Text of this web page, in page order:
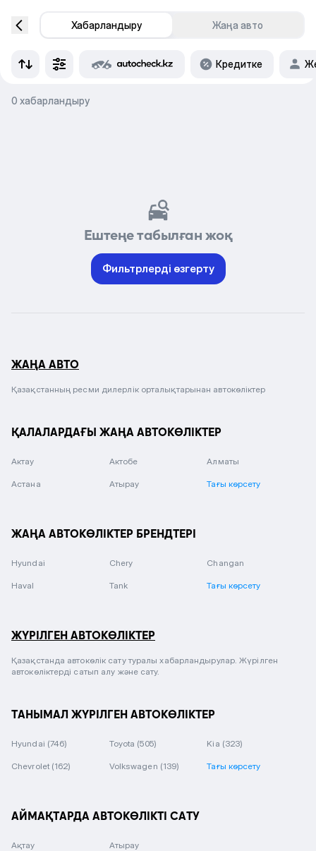
Хабарландыру Жаңа авто
Кредитке
0 хабарландыру
Ештеңе табылған жоқ
Фильтрлерді өзгерту
ЖАҢА АВТО
Қазақстанның ресми дилерлік орталықтарынан автокөліктер
ҚАЛАЛАРДАҒЫ ЖАҢА АВТОКӨЛІКТЕР
Актау Актобе Алматы
Астана Атырау Тағы көрсету
ЖАҢА АВТОКӨЛІКТЕР БРЕНДТЕРІ
Hyundai Chery Changan
Haval Tank Тағы көрсету
ЖҮРІЛГЕН АВТОКӨЛІКТЕР
Қазақстанда автокөлік сату туралы хабарландырулар. Жүрілген
автокөліктерді сатып алу және сату.
ТАНЫМАЛ ЖҮРІЛГЕН АВТОКӨЛІКТЕР
Hyundai (746) Toyota (505) Kia (323)
Chevrolet (162) Volkswagen (139) Тағы көрсету
АЙМАҚТАРДА АВТОКӨЛІКТІ САТУ
Ақтау Атырау